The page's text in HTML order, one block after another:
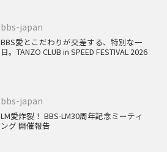
bbs-japan
BBS愛とこだわりが交差する、特別な一
日。TANZO CLUB in SPEED FESTIVAL 2026
bbs-japan
LM愛炸裂！ BBS-LM30周年記念ミーティ
ング 開催報告